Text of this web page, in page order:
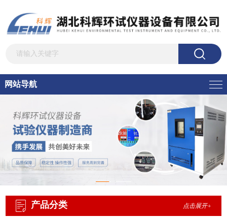
网站导航
产品分类 点击展开+